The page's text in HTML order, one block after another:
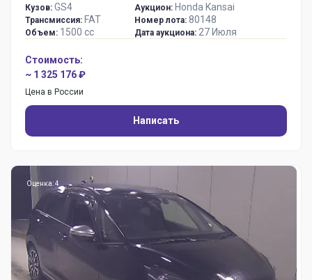
Кузов: GS4
Трансмиссия: FAT
Объем: 1500 сс
Аукцион: Honda Kansai
Номер лота: 80148
Дата аукциона: 27 Июля
Стоимость:
~ 1 325 176 ₽
Цена в России
Написать
Оценка: 4